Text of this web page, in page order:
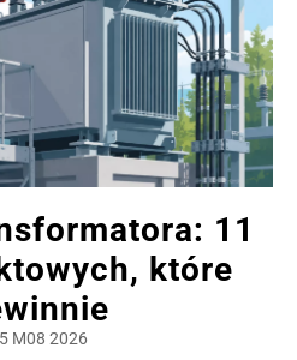
11
które
5 M08 2026